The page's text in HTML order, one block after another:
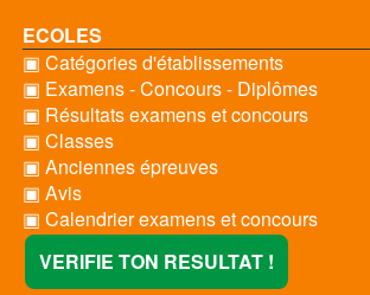
ECOLES
▣ Catégories d'établissements
▣ Examens - Concours - Diplômes
▣ Résultats examens et concours
▣ Classes
▣ Anciennes épreuves
▣ Avis
▣ Calendrier examens et concours
VERIFIE TON RESULTAT !